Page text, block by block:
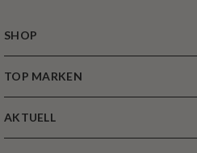
SHOP
TOP MARKEN
AKTUELL